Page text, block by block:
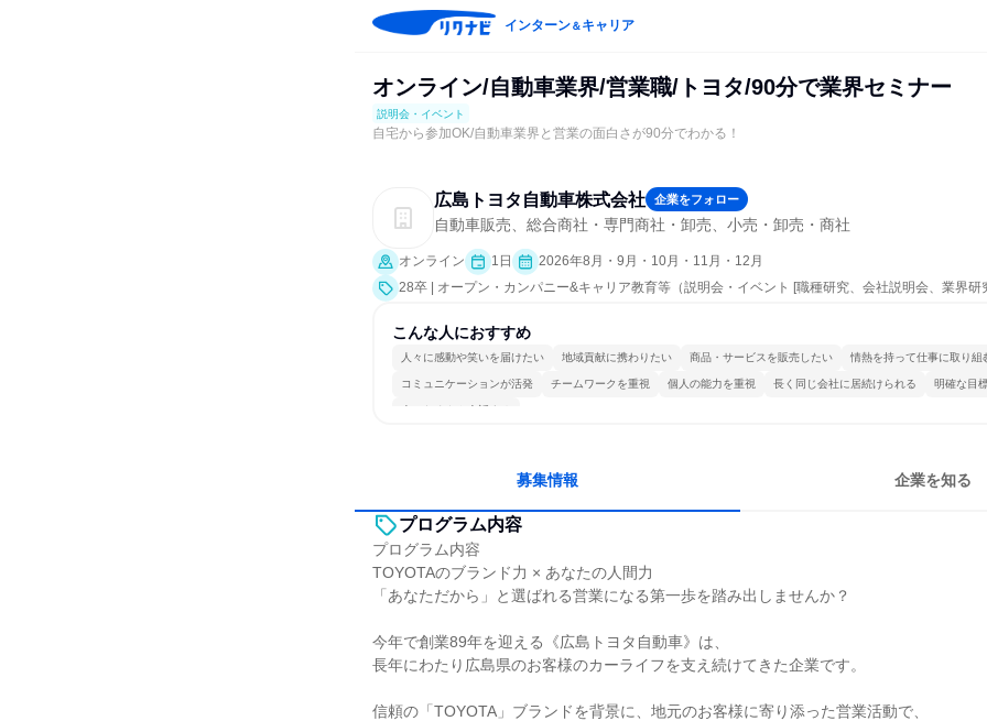
インターン＆キャリア
オンライン/自動車業界/営業職/トヨタ/90分で業界セミナー
説明会・イベント
自宅から参加OK/自動車業界と営業の面白さが90分でわかる！
広島トヨタ自動車株式会社 企業をフォロー
自動車販売、総合商社・専門商社・卸売、小売・卸売・商社
オンライン 1日
2026年8月・9月・10月・11月・12月
28卒 | オープン・カンパニー&キャリア教育等（説明会・イベント [職種研究、会社説明会、業界研
こんな人におすすめ
人々に感動や笑いを届けたい 地域貢献に携わりたい 商品・サービスを販売したい 情熱を持って仕事に取り組
コミュニケーションが活発 チームワークを重視 個人の能力を重視 長く同じ会社に居続けられる 明確な目
人とたくさん会話する
募集情報 企業を知る
プログラム内容
プログラム内容
TOYOTAのブランド力 × あなたの人間力
「あなただから」と選ばれる営業になる第一歩を踏み出しませんか？
今年で創業89年を迎える《広島トヨタ自動車》は、
長年にわたり広島県のお客様のカーライフを支え続けてきた企業です。
信頼の「TOYOTA」ブランドを背景に、地元のお客様に寄り添った営業活動で、